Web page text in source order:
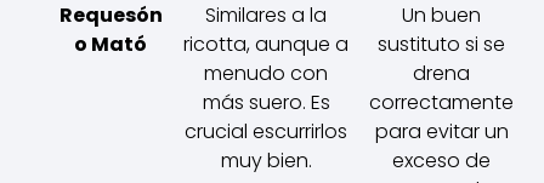
Requesón
o Mató
Similares a la
ricotta, aunque a
menudo con
más suero. Es
crucial escurrirlos
muy bien.
Un buen
sustituto si se
drena
correctamente
para evitar un
exceso de